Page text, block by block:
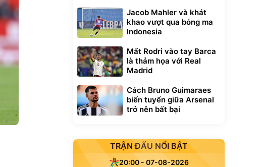
Jacob Mahler và khát
khao vượt qua bóng ma
Indonesia
Mất Rodri vào tay Barca
là thảm họa với Real
Madrid
Cách Bruno Guimaraes
biến tuyến giữa Arsenal
trở nên bất bại
TRẬN ĐẤU NỔI BẬT
20:00 - 07-08-2026